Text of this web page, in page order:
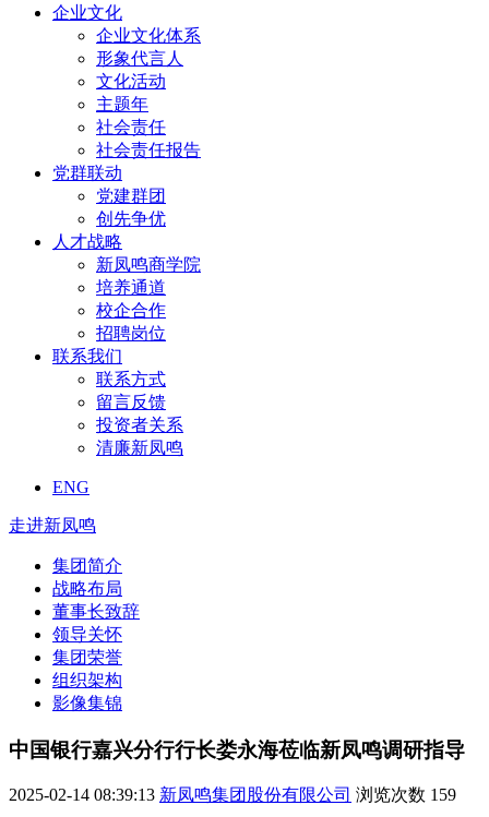
企业文化
企业文化体系
形象代言人
文化活动
主题年
社会责任
社会责任报告
党群联动
党建群团
创先争优
人才战略
新凤鸣商学院
培养通道
校企合作
招聘岗位
联系我们
联系方式
留言反馈
投资者关系
清廉新凤鸣
ENG
走进新凤鸣
集团简介
战略布局
董事长致辞
领导关怀
集团荣誉
组织架构
影像集锦
中国银行嘉兴分行行长娄永海莅临新凤鸣调研指导
2025-02-14 08:39:13 新凤鸣集团股份有限公司 浏览次数 159